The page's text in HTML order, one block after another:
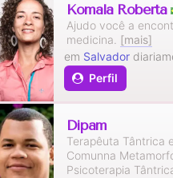
Komala Roberta
Ajudo você a
medicina. [mais]
Perfil
em Salvador
Dipam
Terapêuta Tântrica
Comunna
Psicoterapia